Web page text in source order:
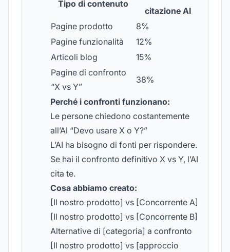
Tipo di contenuto
citazione AI
Pagine prodotto
8%
Pagine funzionalità
12%
Articoli blog
15%
Pagine di confronto
“X vs Y”
38%
Perché i confronti funzionano:
Le persone chiedono costantemente
all’AI “Devo usare X o Y?”
L’AI ha bisogno di fonti per rispondere.
Se hai il confronto definitivo X vs Y, l’AI
cita te.
Cosa abbiamo creato:
[Il nostro prodotto] vs [Concorrente A]
[Il nostro prodotto] vs [Concorrente B]
Alternative di [categoria] a confronto
[Il nostro prodotto] vs [approccio